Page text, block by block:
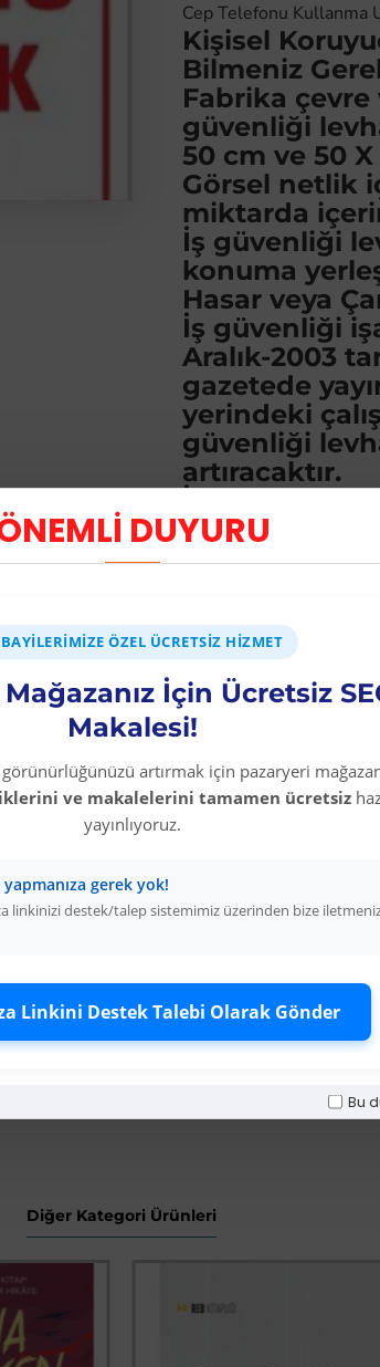
DUYURU
ÖZEL ÜCRETSIZ HIZMET
İçin Ücretsiz
Makalesi!
görünürlüğünüzü artırmak için pazaryeri
ve makalelerini tamamen ücretsiz
yayınlıyoruz.
gerek yok!
linkinizi destek/talep sistemimiz üzerinden bize
Linkini Destek Talebi Olarak Gönder
Bu
Cep Telefonu Kullanma
Kişisel
Bilmeniz
Fabrika
güvenliği
50 cm ve 50
Görsel netlik
miktarda
İş güvenliği
konuma
Hasar veya
İş güvenliği
Aralık-2003
gazetede
yerindeki
güvenliği
artıracaktır.
İş güvenliği
tehlikeleri
İş güvenliği
DİKKAT: İş
yaparken
okuyunuz.
seçimlerinizi
belirleyiniz.
PVC İş
Hafifliği,
ile ön plana
Esnekliği ile
şekilde
montaj
etkenlere
güneş
mm’dir.
Levha
serigraf
Diğer Kategori Ürünleri